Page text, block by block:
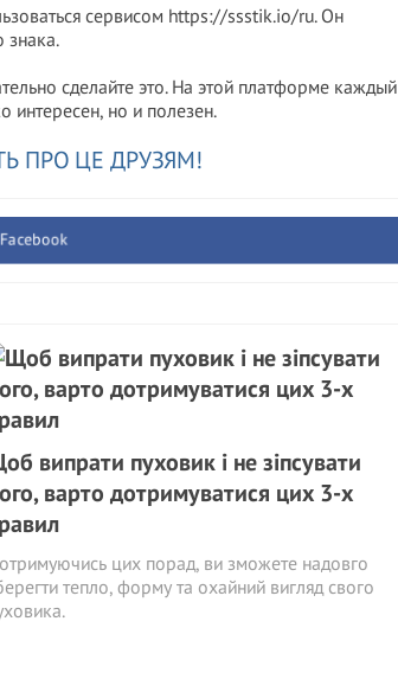
сервисом https://ssstik.io/ru. Он
знака.
сделайте это. На этой платформе каждый
интересен, но и полезен.
ПРО ЦЕ ДРУЗЯМ!
випрати пуховик і не зіпсувати
варто дотримуватися цих 3-х
цих порад, ви зможете надовго
тепло, форму та охайний вигляд свого